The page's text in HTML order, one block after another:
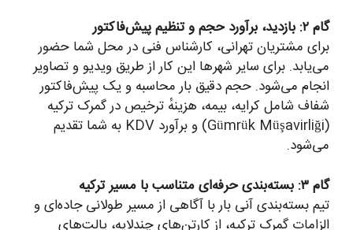
گام ۲: بازدید، برآورد حجم و تنظیم پیش‌فاکتور
برای مشتریان تهرانی، کارشناس فنی در محل شما حضور
می‌یابد. برای سایر شهرها این کار از طریق ویدیو و تصاویر
انجام می‌شود. حجم دقیق بار محاسبه و یک پیش‌فاکتور
شفاف شامل کرایه، بیمه، هزینهٔ ترخیص در گمرک ترکیه
(Gümrük Müşavirliği) و برآورد KDV به شما تقدیم
می‌شود.
گام ۳: بسته‌بندی حرفه‌ای متناسب با مسیر ترکیه
تیم بسته‌بندی آنی بار با آگاهی از مسیر طولانی جاده‌ای و
الزامات گمرک ترکیه، از کارتن‌های چندلایه، پالت‌های